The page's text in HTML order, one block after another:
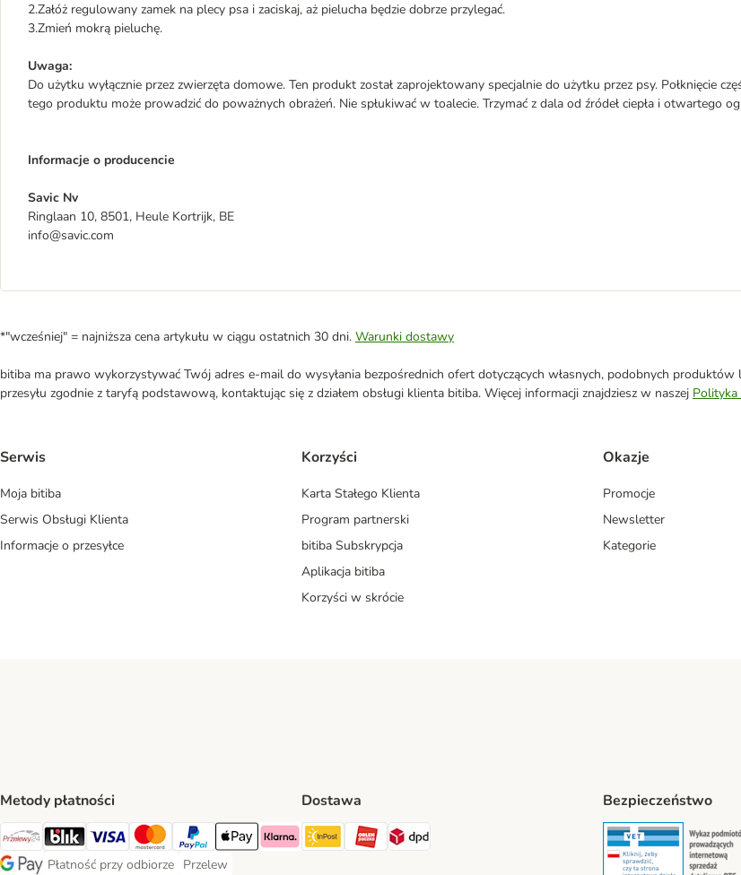
2.Załóż regulowany zamek na plecy psa i zaciskaj, aż pielucha będzie dobrze przylegać.
3.Zmień mokrą pieluchę.
Uwaga:
Do użytku wyłącznie przez zwierzęta domowe. Ten produkt został zaprojektowany specjalnie do użytku przez psy. Połknięcie
tego produktu może prowadzić do poważnych obrażeń. Nie spłukiwać w toalecie. Trzymać z dala od źródeł ciepła i otwartego
Informacje o producencie
Savic Nv
Ringlaan 10, 8501, Heule Kortrijk, BE
info@savic.com
*"wcześniej" = najniższa cena artykułu w ciągu ostatnich 30 dni. Warunki dostawy
bitiba ma prawo wykorzystywać Twój adres e-mail do wysyłania bezpośrednich ofert dotyczących własnych, podobnych
przesyłu zgodnie z taryfą podstawową, kontaktując się z działem obsługi klienta bitiba. Więcej informacji znajdziesz w naszej
Serwis
Moja bitiba
Serwis Obsługi Klienta
Informacje o przesyłce
Korzyści
Karta Stałego Klienta
Program partnerski
bitiba Subskrypcja
Aplikacja bitiba
Korzyści w skrócie
Okazje
Promocje
Newsletter
Kategorie
Metody płatności
Przelewy24 Payment Method
Blik Payment Method
VISA Payment Method
MasterCard Payment Method
PayPal Payment Method
Apple Pay Payment Method
Klarna Payment Method
Płatność przy odbiorze Przelew
Dostawa
InPost Shipping Method
ORLEN Paczka. Shipping Method
Bezpieczeństwo
Security